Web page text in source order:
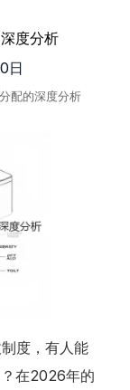
度分析
日
配的深度分析
度，有人能
在2026年的